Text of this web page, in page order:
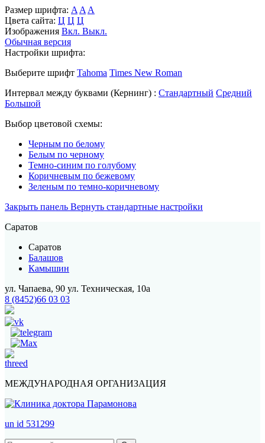
Размер шрифта: A A A
Цвета сайта: Ц Ц Ц
Изображения Вкл. Выкл.
Обычная версия
Настройки шрифта:
Выберите шрифт Tahoma Times New Roman
Интервал между буквами (Кернинг) : Стандартный Средний
Большой
Выбор цветовой схемы:
Черным по белому
Белым по черному
Темно-синим по голубому
Коричневым по бежевому
Зеленым по темно-коричневому
Закрыть панель Вернуть стандартные настройки
Саратов
Саратов
Балашов
Камышин
ул. Чапаева, 90 ул. Техническая, 10а
8 (8452)66 03 03
МЕЖДУНАРОДНАЯ ОРГАНИЗАЦИЯ
un id 531299